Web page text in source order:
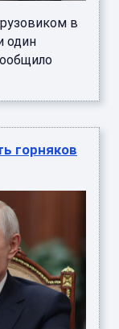
в
один
горняков